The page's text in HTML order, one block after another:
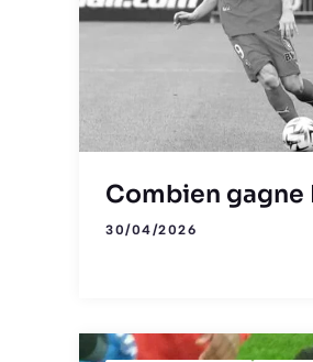
Combien gagne
30/04/2026